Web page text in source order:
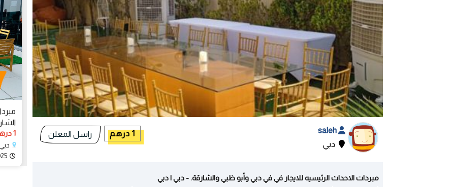
دبي
1 درهم راسل المعلن
مبردات الاحداث الرئيسيه للايجار في في دبي وأبو ظبي والشارقة. - دبي | دبي
1 درهم